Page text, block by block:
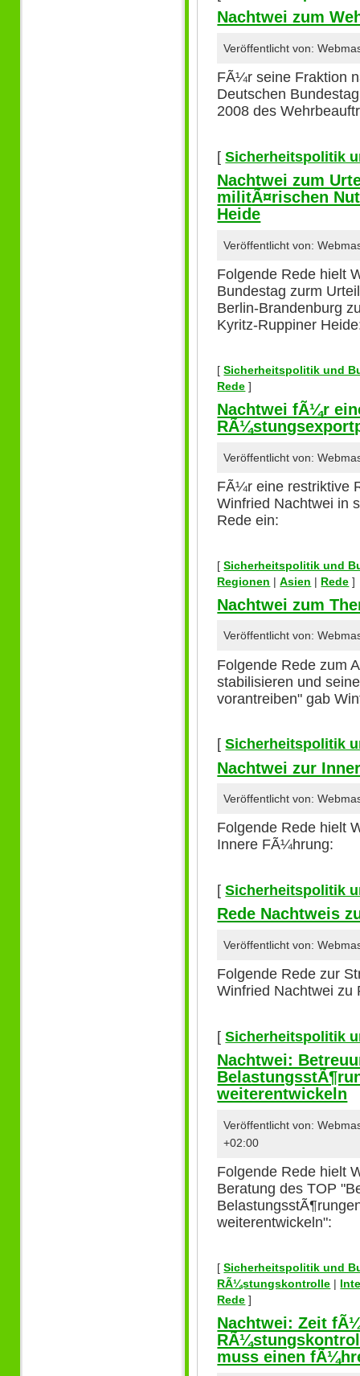
Nachtwei zum
Veröffentlicht von:
FÃ¼r seine Fraktion
Deutschen
2008 des
[Sicherheitspolitik
Nachtwei zum
militÃ¤rischen
Heide
Veröffentlicht von:
Folgende Rede hielt
Bundestag zurm
Berlin-Brandenburg
Kyritz-Ruppiner
[Sicherheitspolitik und
Rede ]
Nachtwei fÃ¼r
Veröffentlicht von:
FÃ¼r eine restriktive
Winfried Nachtwei in
Rede ein:
[Sicherheitspolitik und
Regionen |Asien | Rede ]
Nachtwei zum
Veröffentlicht von:
Folgende Rede zum
stabilisieren und
vorantreiben" gab
[Sicherheitspolitik
Nachtwei zur
Veröffentlicht von:
Folgende Rede hielt
Innere FÃ¼hrung:
[Sicherheitspolitik
Rede Nachtweis
Veröffentlicht von:
Folgende Rede zur
Winfried Nachtwei zu
[Sicherheitspolitik
Nachtwei:
weiterentwickeln
Veröffentlicht von:
+02:00
Folgende Rede hielt
Beratung des TOP
weiterentwickeln":
[Sicherheitspolitik und
RÃ¼stungskontrolle |
Rede ]
Nachtwei: Zeit
muss einen